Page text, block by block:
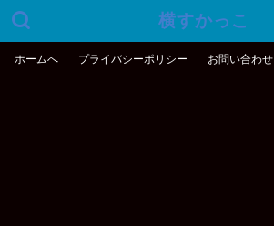
横すかっこ
ホームへ プライバシーポリシー お問い合わせ